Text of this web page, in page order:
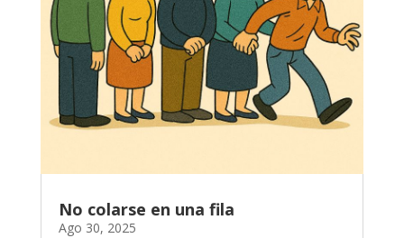
No colarse en una fila
Ago 30, 2025